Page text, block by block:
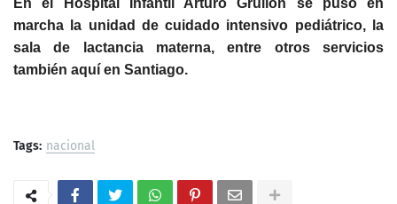
En el Hospital Infantil Arturo Grullón se puso en
marcha la unidad de cuidado intensivo pediátrico, la
sala de lactancia materna, entre otros servicios
también aquí en Santiago.
Tags: nacional